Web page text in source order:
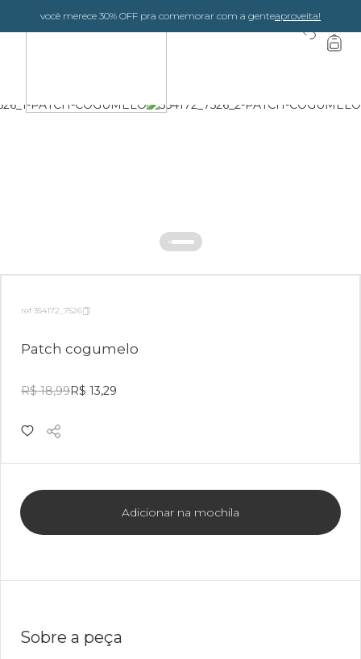
você merece 30% OFF pra comemorar com a genteaproveita!
ref 354172_7526
Patch cogumelo
R$ 18,99R$ 13,29
Adicionar na mochila
Sobre a peça